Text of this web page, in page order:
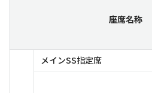
座席名称
メインSS指定席